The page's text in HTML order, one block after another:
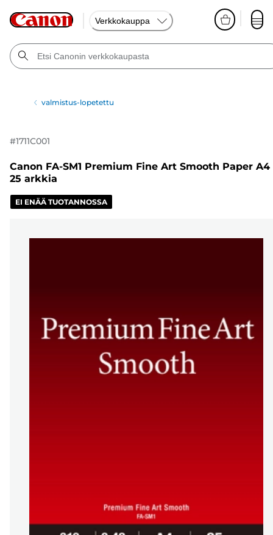
Verkkokauppa
valmistus-lopetettu
#1711C001
Canon FA-SM1 Premium Fine Art Smooth Paper A4
25 arkkia
EI ENÄÄ TUOTANNOSSA